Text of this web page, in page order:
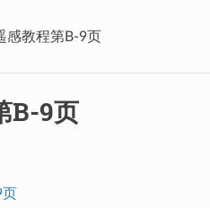
感教程第B-9页
B-9页